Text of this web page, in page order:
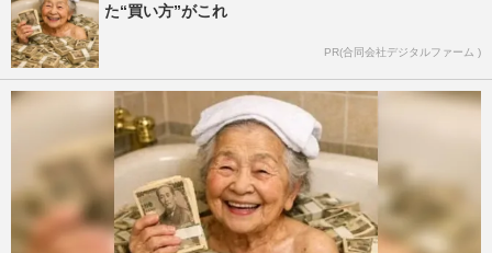
た“買い方”がこれ
PR(合同会社デジタルファーム )